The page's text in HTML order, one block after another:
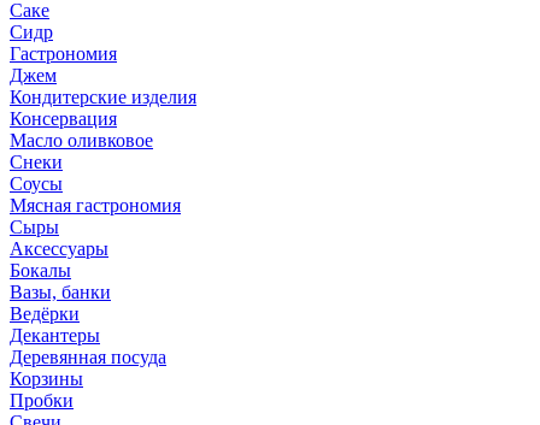
Саке
Сидр
Гастрономия
Джем
Кондитерские изделия
Консервация
Масло оливковое
Снеки
Соусы
Мясная гастрономия
Сыры
Аксессуары
Бокалы
Вазы, банки
Ведёрки
Декантеры
Деревянная посуда
Корзины
Пробки